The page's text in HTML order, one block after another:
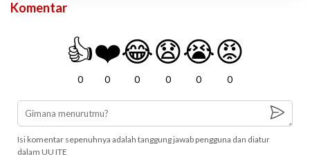
Komentar
👍
0
❤️
0
😂
0
😧
0
😭
0
😡
0
Isi komentar sepenuhnya adalah tanggung jawab pengguna dan diatur
dalam UU ITE